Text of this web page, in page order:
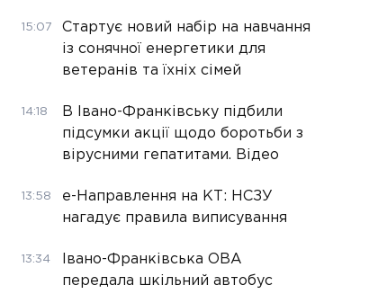
15:07
Стартує новий набір на навчання
із сонячної енергетики для
ветеранів та їхніх сімей
14:18
В Івано-Франківську підбили
підсумки акції щодо боротьби з
вірусними гепатитами. Відео
13:58
е-Направлення на КТ: НСЗУ
нагадує правила виписування
13:34
Івано-Франківська ОВА
передала шкільний автобус